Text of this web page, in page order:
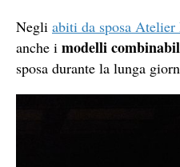
Negli abiti da sposa Atelier
anche i modelli
sposa durante la lunga